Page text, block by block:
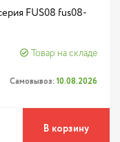
FUS08 fus08-
Товар на складе
Самовывоз: 10.08.2026
В корзину